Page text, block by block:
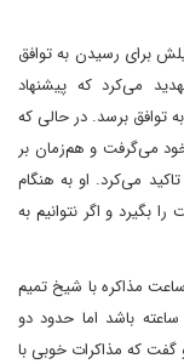
برای رسیدن به توافق
می‌کرد که پیشنهاد
توافق برسد. در حالی که
می‌گرفت و هم‌زمان بر
می‌کرد. او به هنگام
بگیرد و اگر نتوانیم به
مذاکره با شیخ تمیم
باشد اما حدود دو
گفت که مذاکرات خوبی با